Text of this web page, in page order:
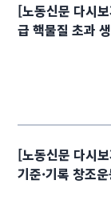
[노동신문 다시
급 핵물질 초과
[노동신문 다시
기준·기록 창조